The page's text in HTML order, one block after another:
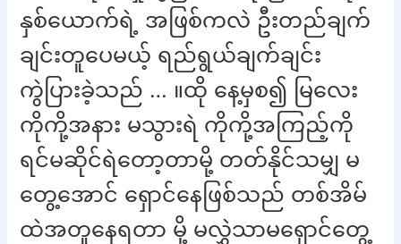
နှစ်ယောက်ရဲ့ အဖြစ်ကလဲ ဦးတည်ချက်
ချင်းတူပေမယ့် ရည်ရွယ်ချက်ချင်း
ကွဲပြားခဲ့သည် … ။ထို နေ့မှစ၍ မြလေး
ကိုကို့အနား မသွားရဲ ကိုကို့အကြည့်ကို
ရင်မဆိုင်ရဲတော့တာမို့ တတ်နိုင်သမျှ မ
တွေ့အောင် ရှောင်နေဖြစ်သည် တစ်အိမ်
ထဲအတူနေရတာ မို့ မလွှဲသာမရှောင်တွေ့